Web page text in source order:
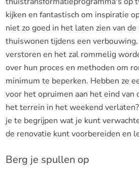
kijken en fantastisch om inspiratie
niet zo goed in het laten zien van
thuiswonen tijdens een
verstoren en het zal rommelig
over hun proces en methoden om
minimum te beperken. Hebben ze
voor het opruimen aan het eind van
het terrein in het weekend
je te begrijpen wat je kunt
de renovatie kunt voorbereiden en
Berg je spullen op